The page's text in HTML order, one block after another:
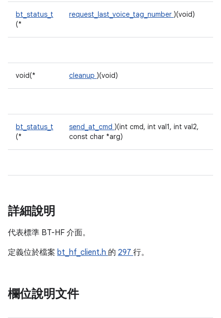
bt_status_t
(*
request_last_voice_tag_number )(void)
void(* cleanup )(void)
bt_status_t
(*
send_at_cmd )(int cmd, int val1, int val2,
const char *arg)
詳細說明
代表標準 BT-HF 介面。
定義位於檔案 bt_hf_client.h 的 297 行。
欄位說明文件